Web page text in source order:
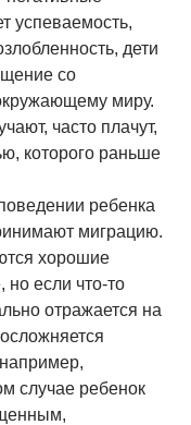
успеваемость,
дети
со
миру.
часто плачут,
которого раньше
ребенка
миграцию.
хорошие
но если что-то
отражается на
случае ребенок